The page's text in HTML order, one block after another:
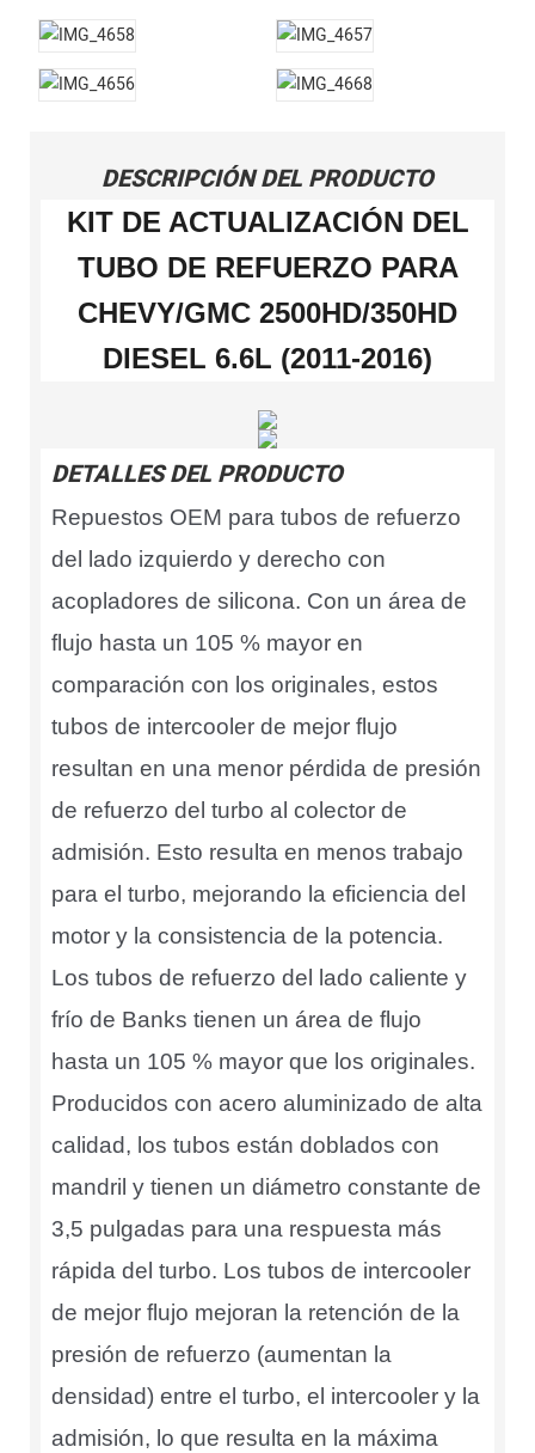
DESCRIPCIÓN DEL PRODUCTO
KIT DE ACTUALIZACIÓN DEL
TUBO DE REFUERZO PARA
CHEVY/GMC 2500HD/350HD
DIESEL 6.6L (2011-2016)
DETALLES DEL PRODUCTO
Repuestos OEM para tubos de refuerzo
del lado izquierdo y derecho con
acopladores de silicona. Con un área de
flujo hasta un 105 % mayor en
comparación con los originales, estos
tubos de intercooler de mejor flujo
resultan en una menor pérdida de presión
de refuerzo del turbo al colector de
admisión. Esto resulta en menos trabajo
para el turbo, mejorando la eficiencia del
motor y la consistencia de la potencia.
Los tubos de refuerzo del lado caliente y
frío de Banks tienen un área de flujo
hasta un 105 % mayor que los originales.
Producidos con acero aluminizado de alta
calidad, los tubos están doblados con
mandril y tienen un diámetro constante de
3,5 pulgadas para una respuesta más
rápida del turbo. Los tubos de intercooler
de mejor flujo mejoran la retención de la
presión de refuerzo (aumentan la
densidad) entre el turbo, el intercooler y la
admisión, lo que resulta en la máxima